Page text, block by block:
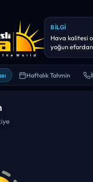
Haftalık Tahmin
BILGI
Önümüzdeki 6
~10° artabilir.